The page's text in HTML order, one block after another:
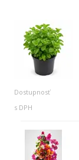
Dostupnosť
s DPH